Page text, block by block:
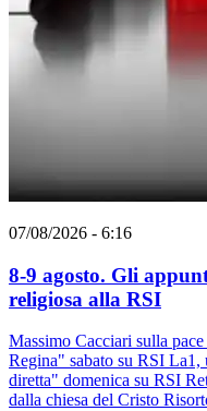
07/08/2026 - 6:16
8-9 agosto. Gli
religiosa alla RSI
Massimo Cacciari sulla
Regina" sabato su RSI
diretta" domenica su RSI
dalla chiesa del Cristo